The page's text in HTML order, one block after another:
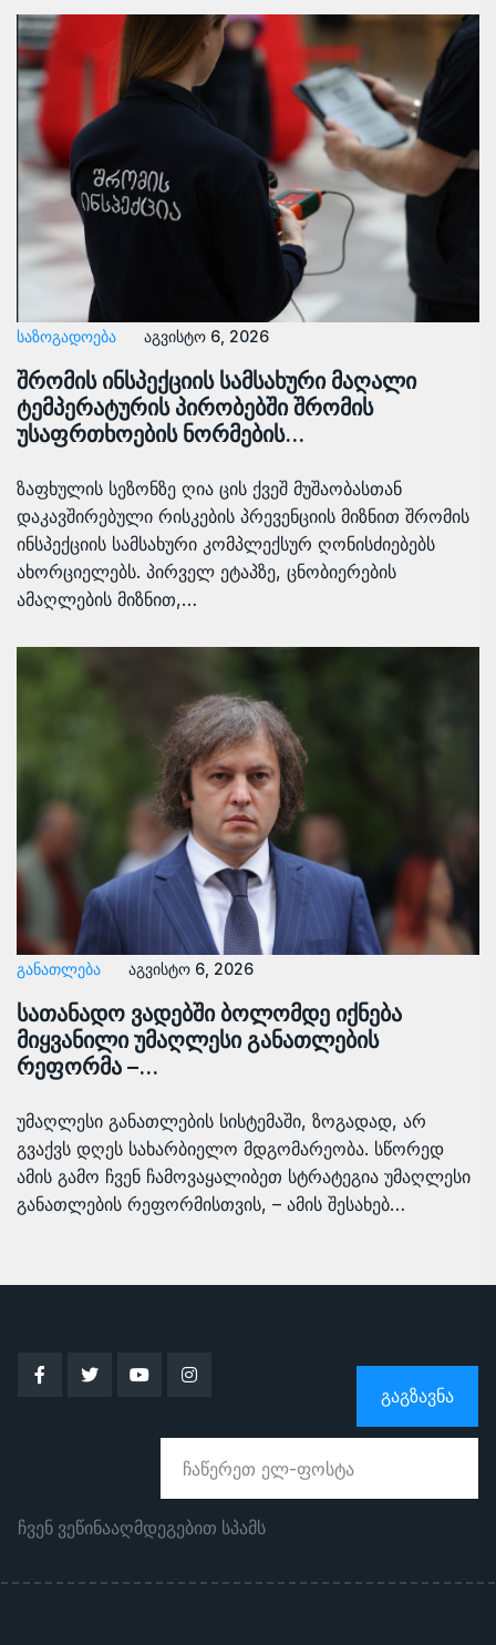
ᲡᲐᲖᲝᲒᲐᲓᲝᲔᲑᲐ აგვისტო 6, 2026
შრომის ინსპექციის სამსახური მაღალი
ტემპერატურის პირობებში შრომის
უსაფრთხოების ნორმების…
ზაფხულის სეზონზე ღია ცის ქვეშ მუშაობასთან
დაკავშირებული რისკების პრევენციის მიზნით შრომის
ინსპექციის სამსახური კომპლექსურ ღონისძიებებს
ახორციელებს. პირველ ეტაპზე, ცნობიერების
ამაღლების მიზნით,…
ᲒᲐᲜᲐᲗᲚᲔᲑᲐ აგვისტო 6, 2026
სათანადო ვადებში ბოლომდე იქნება
მიყვანილი უმაღლესი განათლების
რეფორმა –…
უმაღლესი განათლების სისტემაში, ზოგადად, არ
გვაქვს დღეს სახარბიელო მდგომარეობა. სწორედ
ამის გამო ჩვენ ჩამოვაყალიბეთ სტრატეგია უმაღლესი
განათლების რეფორმისთვის, – ამის შესახებ…
ᲒᲐᲒᲖᲐᲕᲜᲐ
ჩვენ ვეწინააღმდეგებით სპამს